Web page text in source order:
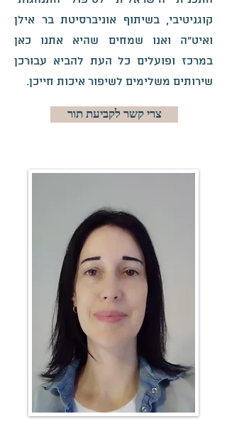
קוגניטיבי, בשיתוף אוניברסיטת בר אילן
ואיט"ה ואנו שמחים שהיא אתנו כאן
במרכז ופועלים כל העת להביא עבורכן
שירותים משלימים לשיפור איכות חייכן.
צרי קשר לקביעת תור